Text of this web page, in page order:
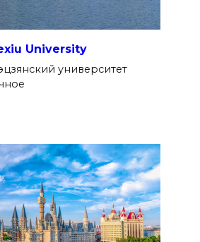
University
университет